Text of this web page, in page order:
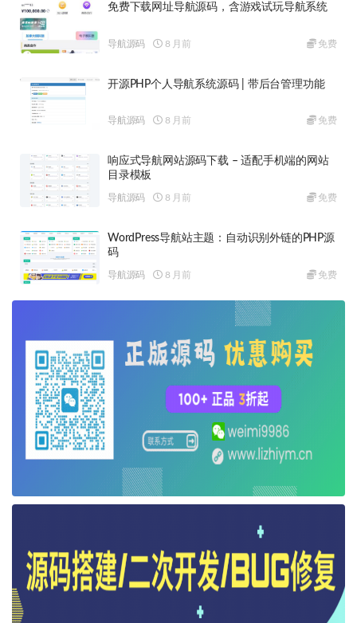
免费下载网址导航源码，含游戏试玩导航系统
导航源码 8 月前 免费
开源PHP个人导航系统源码 | 带后台管理功能
导航源码 8 月前 免费
响应式导航网站源码下载 – 适配手机端的网站
目录模板
导航源码 8 月前 免费
WordPress导航站主题：自动识别外链的PHP源
码
导航源码 8 月前 免费